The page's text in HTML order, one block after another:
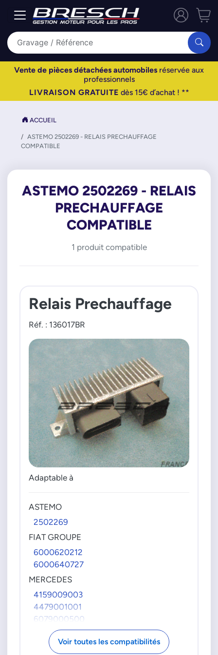
Vente de pièces détachées automobiles réservée aux
professionnels
LIVRAISON GRATUITE dès 15€ d’achat ! **
ACCUEIL
ASTEMO 2502269 - RELAIS PRECHAUFFAGE
COMPATIBLE
ASTEMO 2502269 - RELAIS
PRECHAUFFAGE
COMPATIBLE
1 produit compatible
Relais Prechauffage
Réf. : 136017BR
Adaptable à
ASTEMO
2502269
FIAT GROUPE
6000620212
6000640727
MERCEDES
4159009003
4479001001
6079000500
A4159009003
A4479001001
Voir toutes les compatibilités